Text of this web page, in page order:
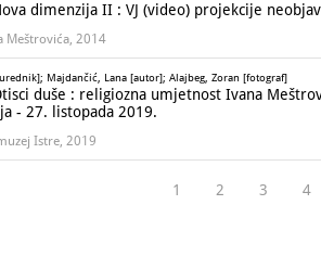
Nova dimenzija II : VJ (video) projekcije
Meštrovića, 2014
Majdančić, Lana [autor]; Alajbeg, Zoran [fotograf]
Otisci duše : religiozna umjetnost Ivana
- 27. listopada 2019.
Istre, 2019
1 2 3 4